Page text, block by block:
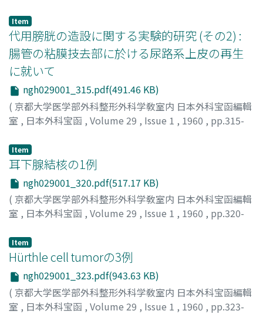
平光, 圭夫
Item
代用膀胱の造設に関する実験的研究 (その2) :
腸管の粘膜技去部に於ける尿路系上皮の再生
に就いて
ngh029001_315.pdf(491.46 KB)
( 京都大学医学部外科整形外科学敎室内 日本外科宝函編輯
室 , 日本外科宝函 , Volume 29 , Issue 1 , 1960 , pp.315-
平光, 圭夫
Item
耳下腺結核の1例
ngh029001_320.pdf(517.17 KB)
( 京都大学医学部外科整形外科学敎室内 日本外科宝函編輯
室 , 日本外科宝函 , Volume 29 , Issue 1 , 1960 , pp.320-
江左, 晧一
Item
Hürthle cell tumorの3例
ngh029001_323.pdf(943.63 KB)
( 京都大学医学部外科整形外科学敎室内 日本外科宝函編輯
室 , 日本外科宝函 , Volume 29 , Issue 1 , 1960 , pp.323-